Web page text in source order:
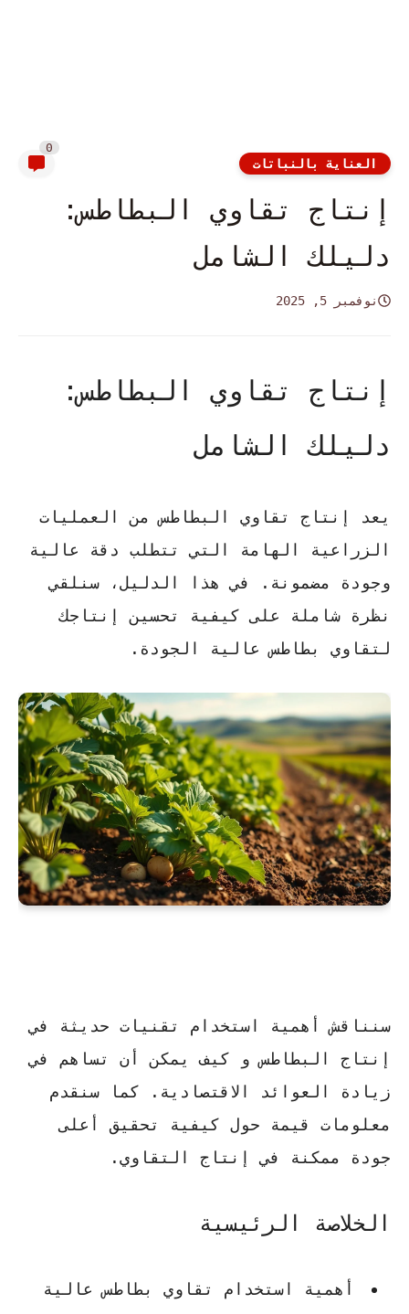
العناية بالنباتات
0
إنتاج تقاوي البطاطس:
دليلك الشامل
نوفمبر 5, 2025
إنتاج تقاوي البطاطس:
دليلك الشامل
يعد إنتاج تقاوي البطاطسمن العمليات
الزراعية الهامة التي تتطلب دقة عالية
وجودة مضمونة. في هذا الدليل، سنلقي
نظرة شاملة على كيفية تحسين إنتاجك
لتقاوي بطاطسعالية الجودة.
سنناقش أهمية استخدام تقنيات حديثة في
إنتاج البطاطسو كيف يمكن أن تساهم في
زيادة العوائد الاقتصادية. كما سنقدم
معلومات قيمة حول كيفية تحقيق أعلى
جودة ممكنة في إنتاج التقاوي.
الخلاصة الرئيسية
أهمية استخدام تقاوي بطاطس عالية